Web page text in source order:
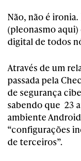
Não, não é
(pleonasmo
digital de todos
Através de um
passada pela
de segurança
sabendo que 23
ambiente
“configurações
de terceiros”.